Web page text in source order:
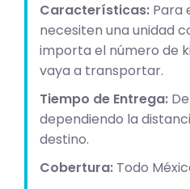
Características: Para
necesiten una unidad
importa el número de
vaya a transportar.
Tiempo de Entrega:
dependiendo la
destino.
Cobertura: Todo